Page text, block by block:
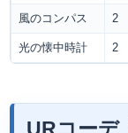
風のコンパス 2
光の懐中時計 2
URコーデ